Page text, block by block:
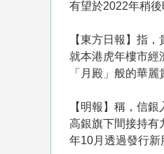
有望於2022年稍
【東方日報】指
就本港虎年樓市經
「月殿」般的華
【明報】稱，信
高銀旗下間接持有
年10月透過發行新